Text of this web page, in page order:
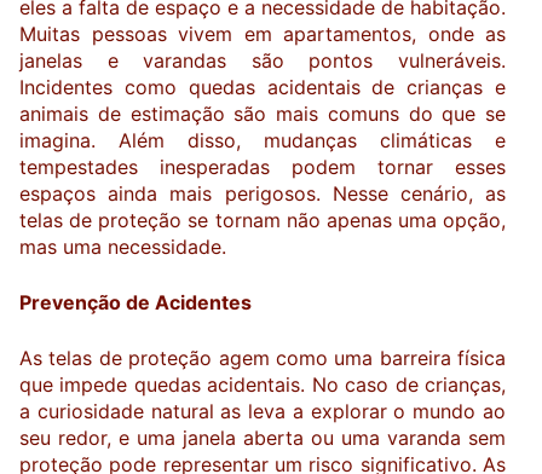
eles a falta de espaço e a necessidade de habitação.
Muitas pessoas vivem em apartamentos, onde as
janelas e varandas são pontos vulneráveis.
Incidentes como quedas acidentais de crianças e
animais de estimação são mais comuns do que se
imagina. Além disso, mudanças climáticas e
tempestades inesperadas podem tornar esses
espaços ainda mais perigosos. Nesse cenário, as
telas de proteção se tornam não apenas uma opção,
mas uma necessidade.
Prevenção de Acidentes
As telas de proteção agem como uma barreira física
que impede quedas acidentais. No caso de crianças,
a curiosidade natural as leva a explorar o mundo ao
seu redor, e uma janela aberta ou uma varanda sem
proteção pode representar um risco significativo. As